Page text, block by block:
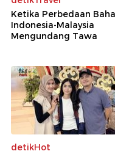
Ketika Perbedaan
Indonesia-Malaysia
Mengundang Tawa
detikHot